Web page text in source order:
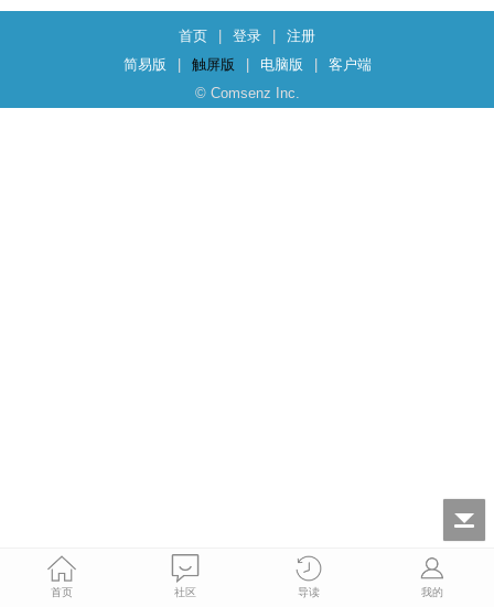
首页 登录
注册
简易版
触屏版 电脑版
客户端
© Comsenz Inc.
首页 社区 导读 我的